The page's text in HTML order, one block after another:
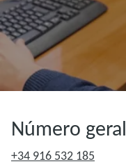
Número geral
+34 916 532 185